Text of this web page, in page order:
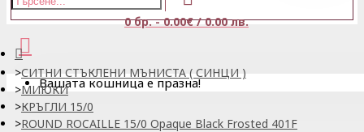
0 бр. - 0.00€ / 0.00 лв.
Вашата кошница е празна!
СИТНИ СТЪКЛЕНИ МЪНИСТА ( СИНЦИ )
МИЮКИ
КРЪГЛИ 15/0
ROUND ROCAILLE 15/0 Opaque Black Frosted 401F